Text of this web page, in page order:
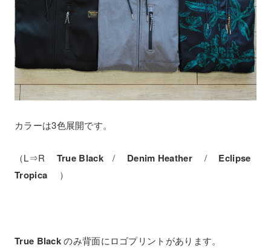
カラーは3色展開です。
（L⇒R True Black/ Denim Heather/ Eclipse
Tropica
）
True Blackのみ背面にロゴプリントがあります。